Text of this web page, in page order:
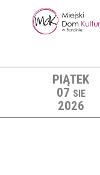
PIĄTEK
07 SIE
2026